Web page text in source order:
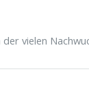
vielen